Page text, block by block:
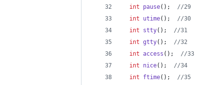
int
pause(); //29
int
utime(); //30
int
stty(); //31
int gtty(); //32
int access (); //33
int
nice(); //34
int
ftime(); //35